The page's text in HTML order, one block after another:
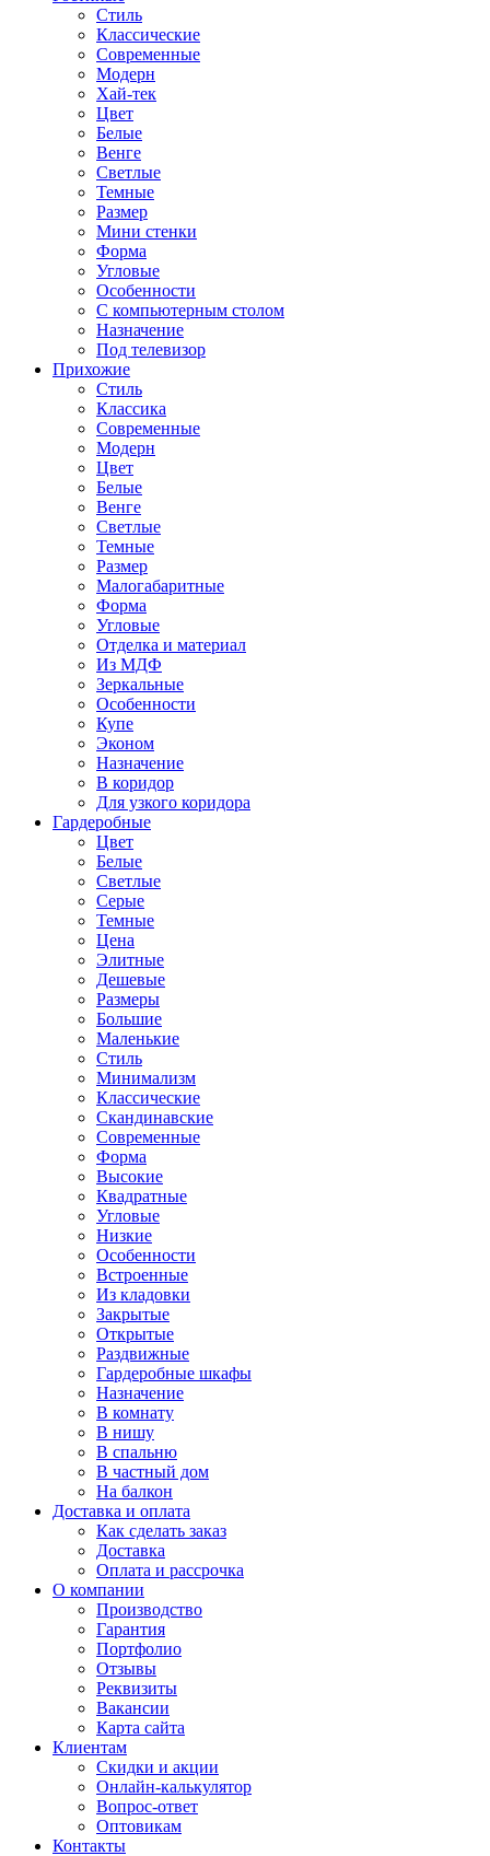
Стиль
Классические
Современные
Модерн
Хай-тек
Цвет
Белые
Венге
Светлые
Темные
Размер
Мини стенки
Форма
Угловые
Особенности
С компьютерным столом
Назначение
Под телевизор
Прихожие
Стиль
Классика
Современные
Модерн
Цвет
Белые
Венге
Светлые
Темные
Размер
Малогабаритные
Форма
Угловые
Отделка и материал
Из МДФ
Зеркальные
Особенности
Купе
Эконом
Назначение
В коридор
Для узкого коридора
Гардеробные
Цвет
Белые
Светлые
Серые
Темные
Цена
Элитные
Дешевые
Размеры
Большие
Маленькие
Стиль
Минимализм
Классические
Скандинавские
Современные
Форма
Высокие
Квадратные
Угловые
Низкие
Особенности
Встроенные
Из кладовки
Закрытые
Открытые
Раздвижные
Гардеробные шкафы
Назначение
В комнату
В нишу
В спальню
В частный дом
На балкон
Доставка и оплата
Как сделать заказ
Доставка
Оплата и рассрочка
О компании
Производство
Гарантия
Портфолио
Отзывы
Реквизиты
Вакансии
Карта сайта
Клиентам
Скидки и акции
Онлайн-калькулятор
Вопрос-ответ
Оптовикам
Контакты